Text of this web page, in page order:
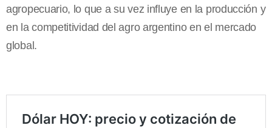
agropecuario, lo que a su vez influye en la producción y
en la competitividad del agro argentino en el mercado
global.